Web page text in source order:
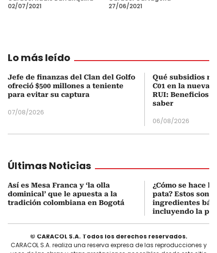
02/07/2021
27/06/2021
Lo más leído
Jefe de finanzas del Clan del Golfo
ofreció $500 millones a teniente
para evitar su captura
07/08/2026
Qué subsidios
C01 en la nueva
RUI: Beneficios
saber
06/08/2026
Últimas Noticias
Así es Mesa Franca y ‘la olla
dominical’ que le apuesta a la
tradición colombiana en Bogotá
¿Cómo se hace
pata? Estos son
ingredientes
incluyendo la
© CARACOL S.A. Todos los derechos reservados.
CARACOL S.A. realiza una reserva expresa de las reproducciones y